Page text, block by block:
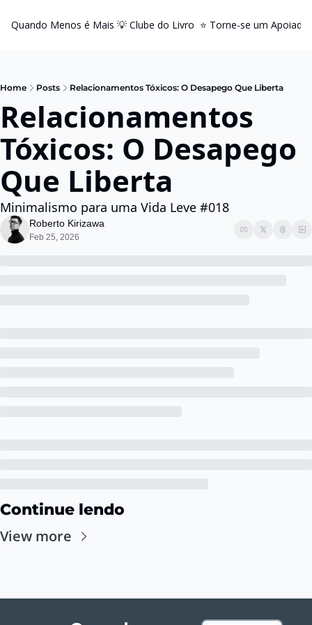
Quando Menos é Mais 💡 Clube do Livro ⭐️ Torne-se um Apoiador
Home Posts Relacionamentos Tóxicos: O Desapego Que Liberta
Relacionamentos
Tóxicos: O Desapego
Que Liberta
Minimalismo para uma Vida Leve #018
Roberto Kirizawa
Feb 25, 2026
Continue lendo
View more